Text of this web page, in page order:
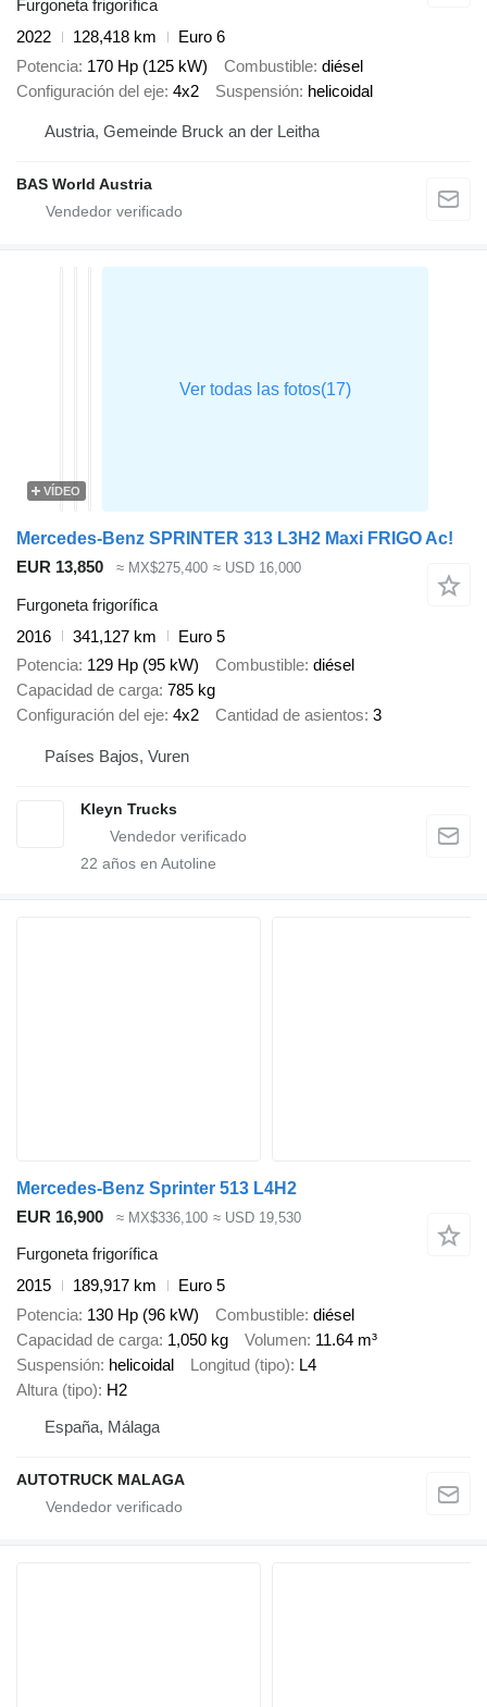
Furgoneta frigorífica
2022
128,418 km
Euro 6
Potencia 170 Hp (125 kW) Combustible diésel
Configuración del eje 4x2 Suspensión helicoidal
Austria, Gemeinde Bruck an der Leitha
BAS World Austria
VÍDEO
Mercedes-Benz SPRINTER 313 L3H2 Maxi FRIGO Ac!
EUR 13,850
≈ MX$275,400 ≈ USD 16,000
Furgoneta frigorífica
2016
341,127 km
Euro 5
Potencia 129 Hp (95 kW) Combustible diésel
Capacidad de carga 785 kg
Configuración del eje 4x2 Cantidad de asientos 3
Países Bajos, Vuren
Kleyn Trucks
22 años en Autoline
Mercedes-Benz Sprinter 513 L4H2
EUR 16,900
≈ MX$336,100 ≈ USD 19,530
Furgoneta frigorífica
2015
189,917 km
Euro 5
Potencia 130 Hp (96 kW) Combustible diésel
Capacidad de carga 1,050 kg Volumen 11.64 m³
Suspensión helicoidal Longitud (tipo) L4
Altura (tipo) H2
España, Málaga
AUTOTRUCK MALAGA